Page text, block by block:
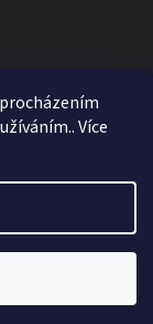
Více
vyhrazena.